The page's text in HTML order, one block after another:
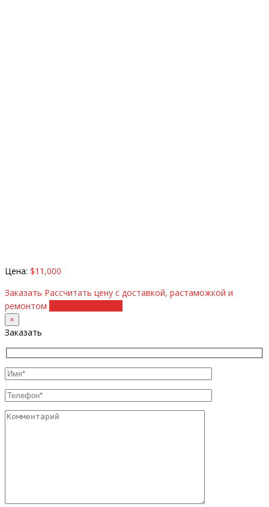
Цена: $11,000
Заказать Рассчитать цену с доставкой, растаможкой и
ремонтом
×
Заказать